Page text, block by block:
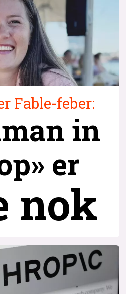
Fable-feber:
in
er
nok